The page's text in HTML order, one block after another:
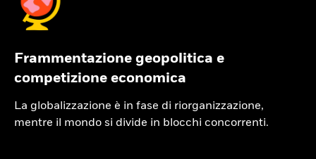
Frammentazione geopolitica e
competizione economica
La globalizzazione è in fase di riorganizzazione,
mentre il mondo si divide in blocchi concorrenti.